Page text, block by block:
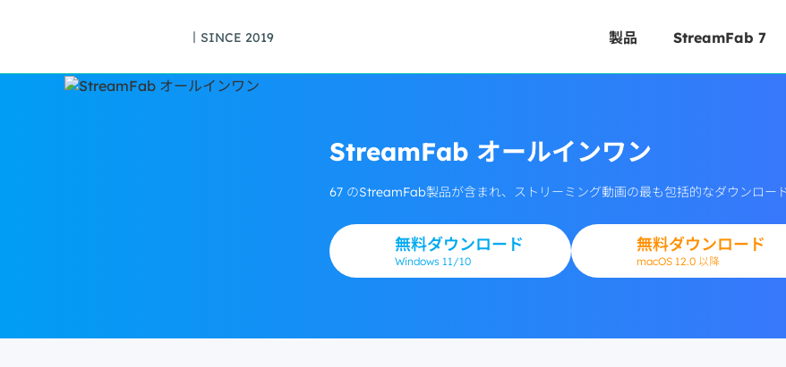
丨SINCE 2019 製品 StreamFab 7
StreamFab オールインワン
67 のStreamFab製品が含まれ、ストリーミング動画の最も包括的なダウンロー
無料ダウンロード
Windows 11/10
無料ダウンロード
macOS 12.0 以降